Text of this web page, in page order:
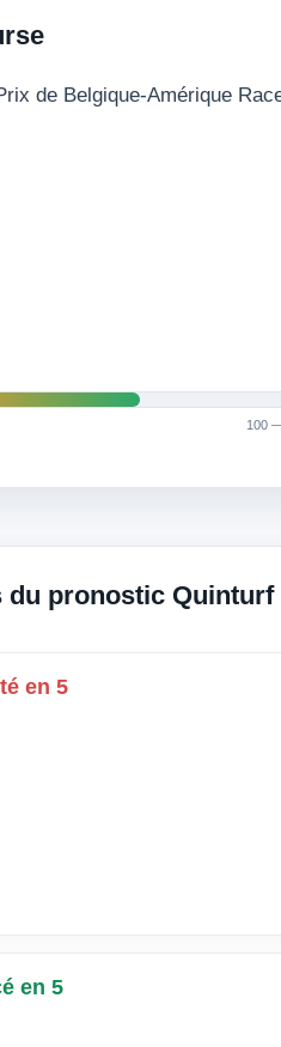
de Belgique-Amérique
100
pronostic
en 5
en 5